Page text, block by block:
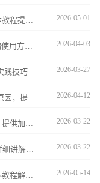
谷歌浏览器下载安装速度可能受网络影响，本教程提供优化方法和实操技巧，帮助用户提升下载速度并顺利完成安装操作。 2026-05-01
推荐多款google浏览器完整性验证工具，介绍使用方法，帮助用户确认文件安全无误，防止安装出错。 2026-04-03
Chrome浏览器优化广告屏蔽插件操作。深度实践技巧提升网页浏览体验，使用户减少广告干扰，提高上网效率和舒适度。 2026-03-27
详细分析Chrome浏览器无法打开网页的多种原因，提供实用故障排查步骤和解决方案，帮助用户恢复正常浏览。 2026-04-12
谷歌浏览器高速下载安装优化操作方法解析，提供加速策略和安装优化技巧，让用户快速完成浏览器部署。 2026-03-22
Google浏览器推荐最有效的广告拦截插件，详细讲解安装及使用方法，帮助用户屏蔽烦扰广告，提升浏览体验。 2026-03-22
谷歌浏览器书签同步功能便于跨设备管理，本教程解析操作步骤和技巧，帮助用户快速同步收藏，提高使用便捷性。 2026-05-14